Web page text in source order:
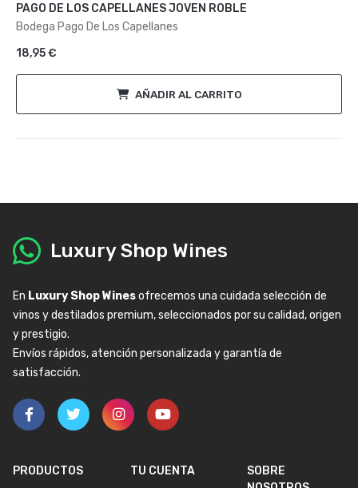
PAGO DE LOS CAPELLANES JOVEN ROBLE
Bodega Pago De Los Capellanes
18,95€
AÑADIR AL CARRITO
Luxury Shop Wines
En Luxury Shop Winesofrecemos una cuidada selección de
vinos y destilados premium, seleccionados por su calidad, origen
y prestigio.
Envíos rápidos, atención personalizada y garantía de
satisfacción.
PRODUCTOS TU CUENTA
SOBRE